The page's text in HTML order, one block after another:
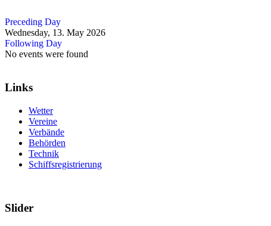
Preceding Day
Wednesday, 13. May 2026
Following Day
No events were found
Links
Wetter
Vereine
Verbände
Behörden
Technik
Schiffsregistrierung
Slider